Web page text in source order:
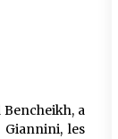
les
a
Giannini, les